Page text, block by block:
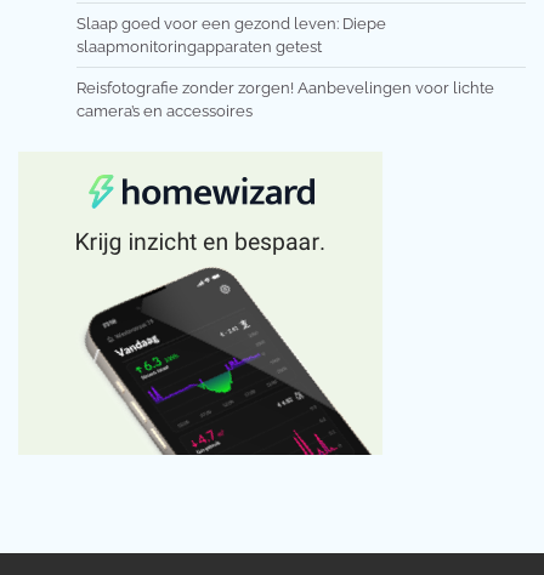
Slaap goed voor een gezond leven: Diepe
slaapmonitoringapparaten getest
Reisfotografie zonder zorgen! Aanbevelingen voor lichte
camera’s en accessoires